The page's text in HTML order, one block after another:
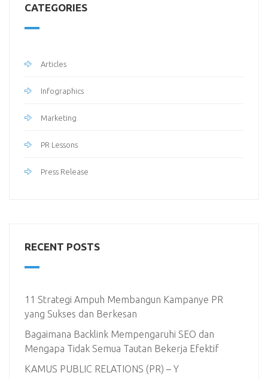
CATEGORIES
Articles
Infographics
Marketing
PR Lessons
Press Release
RECENT POSTS
11 Strategi Ampuh Membangun Kampanye PR
yang Sukses dan Berkesan
Bagaimana Backlink Mempengaruhi SEO dan
Mengapa Tidak Semua Tautan Bekerja Efektif
KAMUS PUBLIC RELATIONS (PR) – Y